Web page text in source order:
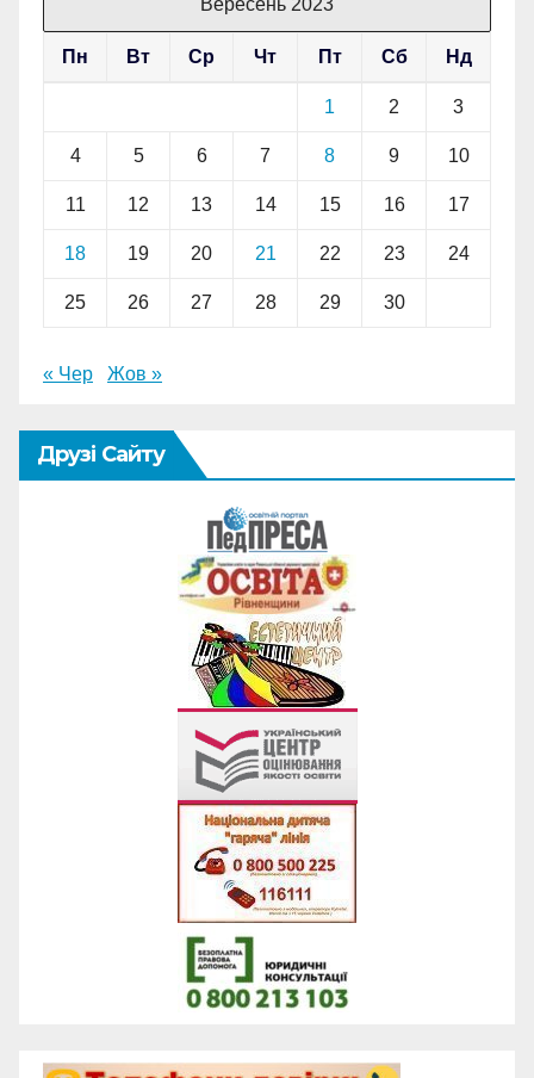
Пн Вт Ср Чт Пт Сб Нд
1 2 3
4 5 6 7 8 9 10
11 12 13 14 15 16 17
18 19 20 21 22 23 24
25 26 27 28 29 30
« Чер Жов »
Друзі Сайту